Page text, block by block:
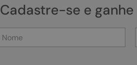
Cadastre-se e ganhe